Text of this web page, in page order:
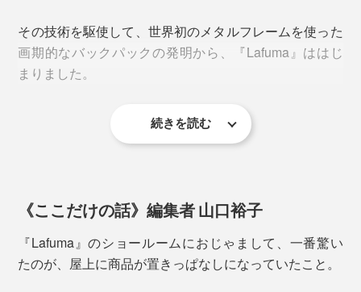
重量は約3kg。女性でも片手で持ち運べて、金属感も控
えめだから、“外に持ち出せるインテリア”としてどこへ
でも。もちろんキャンプ場でも活躍します。
その技術を駆使して、世界初のメタルフレームを使った
画期的なバックパックの発明から、『Lafuma』ははじ
まりました。
続きを読む
《ここだけの話》編集者 山口裕子
『Lafuma』のショールームにおじゃまして、一番驚い
たのが、屋上に商品が置きっぱなしになっていたこと。